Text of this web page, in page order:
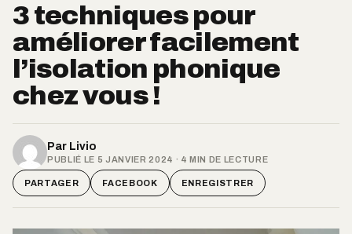
3 techniques pour
améliorer facilement
l’isolation phonique
chez vous !
Par Livio
PUBLIÉ LE 5 JANVIER 2024 · 4 MIN DE LECTURE
PARTAGER FACEBOOK ENREGISTRER